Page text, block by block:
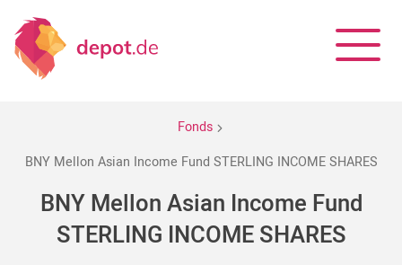
Fonds
BNY Mellon Asian Income Fund STERLING INCOME SHARES
BNY Mellon Asian Income Fund
STERLING INCOME SHARES